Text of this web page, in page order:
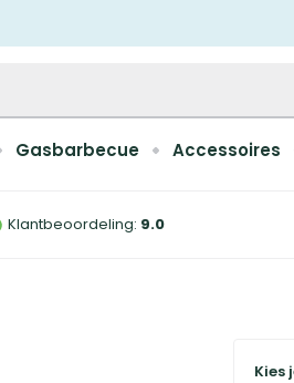
Gasbarbecue Accessoires
Klantbeoordeling: 9.0
Kies